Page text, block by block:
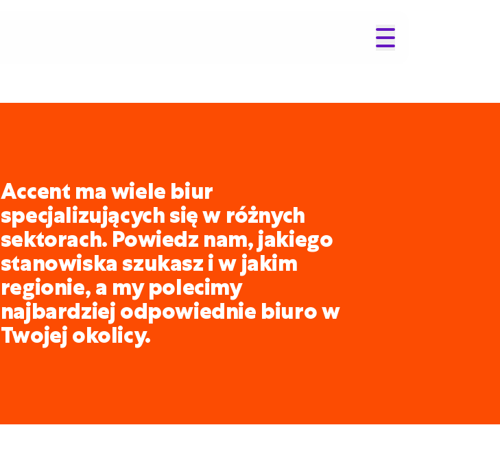
Accent ma wiele biur
specjalizujących się w różnych
sektorach. Powiedz nam, jakiego
stanowiska szukasz i w jakim
regionie, a my polecimy
najbardziej odpowiednie biuro w
Twojej okolicy.